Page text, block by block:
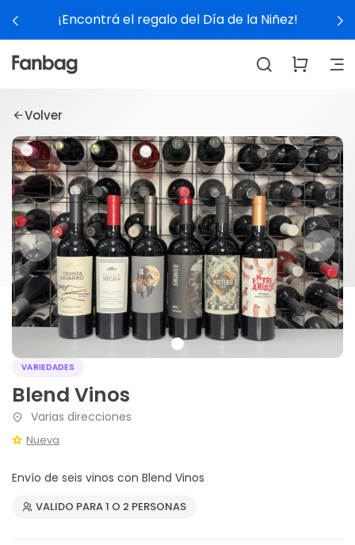
¡Encontrá el regalo del Día de la Niñez!
Volver
VARIEDADES
Blend Vinos
Varias direcciones
Nueva
Envío de seis vinos con Blend Vinos
VALIDO PARA 1 O 2 PERSONAS